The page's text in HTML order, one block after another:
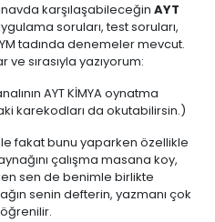
karşılaşabileceğin AYT
soruları, test soruları,
tadında denemeler mevcut.
sırasıyla yazıyorum:
AYT KİMYA oynatma
karekodları da okutabilirsin.)
fakat bunu yaparken özellikle
çalışma masana koy,
sen de benimle birlikte
senin defterin, yazmanı çok